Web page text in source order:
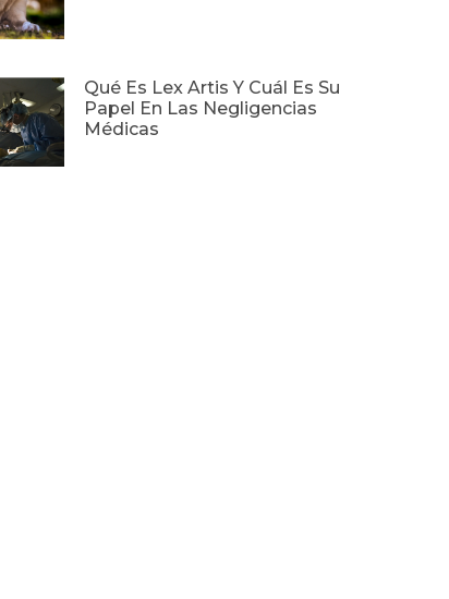
Qué Es Lex Artis Y Cuál Es Su
Papel En Las Negligencias
Médicas